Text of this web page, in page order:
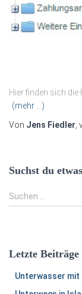
Hier finden sich die
(mehr …)
Von Jens Fiedler
Suchst du
S
u
n
Suchen …
Letzte Beiträge
Unterwasser mit